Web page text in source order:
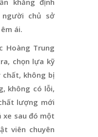
người chủ sở
ái.
Hoàng Trung
chọn lựa kỹ
không bị
không có lỗi,
lượng mới
xe sau đó một
viên chuyên